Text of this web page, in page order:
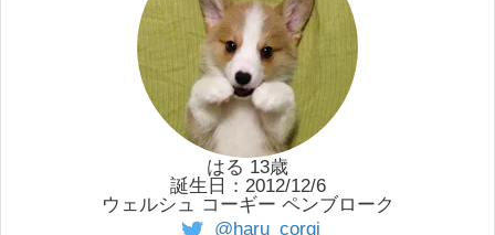
はる 13歳
誕生日：2012/12/6
ウェルシュ コーギー ペンブローク
@haru_corgi